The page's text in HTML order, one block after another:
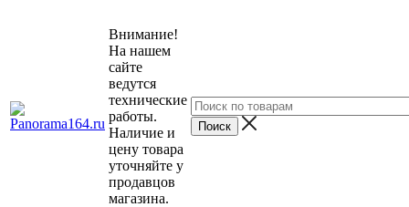
Внимание!
На нашем
сайте
ведутся
технические
работы.
Наличие и
цену товара
уточняйте у
продавцов
магазина.